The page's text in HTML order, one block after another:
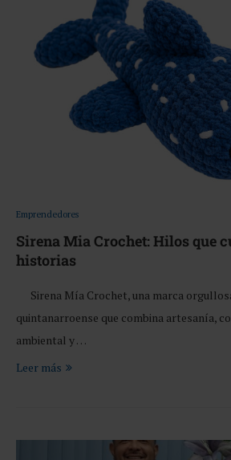
Emprendedores
Sirena Mia Crochet: Hilos que
historias
Sirena Mía Crochet, una marca
quintanarroense que combina artesanía,
ambiental y …
Leer más